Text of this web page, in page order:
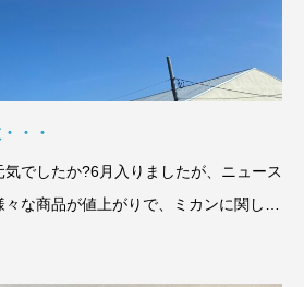
・・
でしたか?6月入りましたが、ニュース
な商品が値上がりで、ミカンに関して